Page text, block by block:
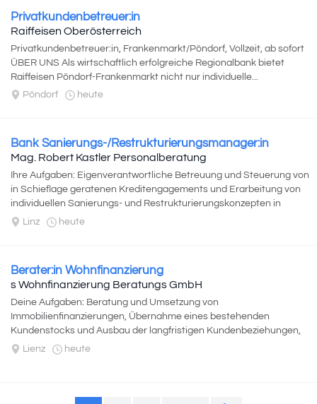
Privatkundenbetreuer:in
Raiffeisen Oberösterreich
Privatkundenbetreuer:in, Frankenmarkt/Pöndorf, Vollzeit, ab sofort
ÜBER UNS Als wirtschaftlich erfolgreiche Regionalbank bietet
Raiffeisen Pöndorf-Frankenmarkt nicht nur individuelle...
Pöndorf
heute
Bank Sanierungs-/Restrukturierungsmanager:in
Mag. Robert Kastler Personalberatung
Ihre Aufgaben: Eigenverantwortliche Betreuung und Steuerung von
in Schieflage geratenen Kreditengagements und Erarbeitung von
individuellen Sanierungs- und Restrukturierungskonzepten in
Abstimmung mit externen...
Linz heute
Berater:in Wohnfinanzierung
s Wohnfinanzierung Beratungs GmbH
Deine Aufgaben: Beratung und Umsetzung von
Immobilienfinanzierungen, Übernahme eines bestehenden
Kundenstocks und Ausbau der langfristigen Kundenbeziehungen,
Entwicklung individueller Finanzierungskonzepte...
Lienz heute